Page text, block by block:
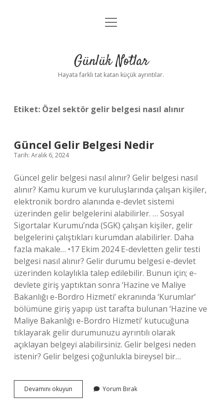
Anasayfa
Yasal Uyarı
menüyü
Günlük Notlar
Hayata farklı tat katan küçük ayrıntılar.
Etiket: Özel sektör gelir belgesi nasıl alınır
Güncel Gelir Belgesi Nedir
Tarih: Aralık 6, 2024
Güncel gelir belgesi nasıl alınır? Gelir belgesi nasıl
alınır? Kamu kurum ve kuruluşlarında çalışan kişiler,
elektronik bordro alanında e-devlet sistemi
üzerinden gelir belgelerini alabilirler. … Sosyal
Sigortalar Kurumu’nda (SGK) çalışan kişiler, gelir
belgelerini çalıştıkları kurumdan alabilirler. Daha
fazla makale… •17 Ekim 2024 E-devletten gelir testi
belgesi nasıl alınır? Gelir durumu belgesi e-devlet
üzerinden kolaylıkla talep edilebilir. Bunun için; e-
devlete giriş yaptıktan sonra ‘Hazine ve Maliye
Bakanlığı e-Bordro Hizmeti’ ekranında ‘Kurumlar’
bölümüne giriş yapıp üst tarafta bulunan ‘Hazine ve
Maliye Bakanlığı e-Bordro Hizmeti’ kutucuğuna
tıklayarak gelir durumunuzu ayrıntılı olarak
açıklayan belgeyi alabilirsiniz. Gelir belgesi neden
istenir? Gelir belgesi çoğunlukla bireysel bir…
Devamını okuyun
Gelir
Yorum Bırak